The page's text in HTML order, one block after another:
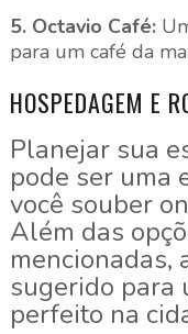
5. Octavio Café:
para um café da
HOSPEDAGEM E
Planejar sua
pode ser uma
você souber
Além das
mencionadas,
sugerido para
perfeito na